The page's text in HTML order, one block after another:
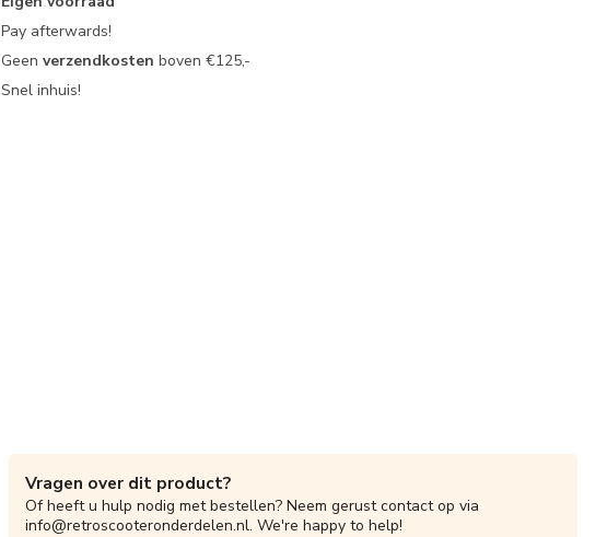
Pay afterwards!
Geenverzendkosten boven €125,-
Snel inhuis!
Vragen over dit product?
Of heeft u hulp nodig met bestellen? Neem gerust contact op via
info@retroscooteronderdelen.nl. We're happy to help!